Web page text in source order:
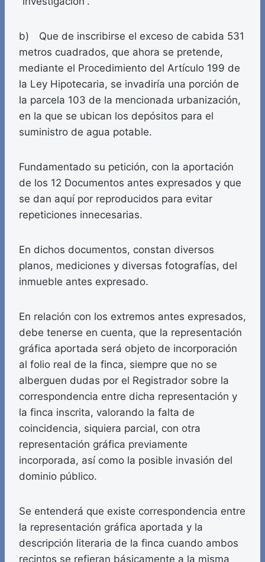
b) Que de inscribirse el exceso de cabida 531
metros cuadrados, que ahora se pretende,
mediante el Procedimiento del Artículo 199 de
la Ley Hipotecaria, se invadiría una porción de
la parcela 103 de la mencionada urbanización,
en la que se ubican los depósitos para el
suministro de agua potable.
Fundamentado su petición, con la aportación
de los 12 Documentos antes expresados y que
se dan aquí por reproducidos para evitar
repeticiones innecesarias.
En dichos documentos, constan diversos
planos, mediciones y diversas fotografías, del
inmueble antes expresado.
En relación con los extremos antes expresados,
debe tenerse en cuenta, que la representación
gráfica aportada será objeto de incorporación
al folio real de la finca, siempre que no se
alberguen dudas por el Registrador sobre la
correspondencia entre dicha representación y
la finca inscrita, valorando la falta de
coincidencia, siquiera parcial, con otra
representación gráfica previamente
incorporada, así como la posible invasión del
dominio público.
Se entenderá que existe correspondencia entre
la representación gráfica aportada y la
descripción literaria de la finca cuando ambos
recintos se refieran básicamente a la misma